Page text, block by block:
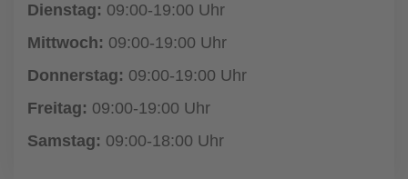
Dienstag: 09:00-19:00 Uhr
Mittwoch: 09:00-19:00 Uhr
Donnerstag: 09:00-19:00 Uhr
Freitag: 09:00-19:00 Uhr
Samstag: 09:00-18:00 Uhr